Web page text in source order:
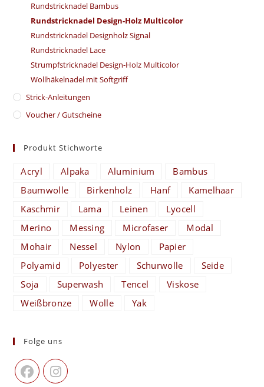
Rundstricknadel Bambus
Rundstricknadel Design-Holz Multicolor
Rundstricknadel Designholz Signal
Rundstricknadel Lace
Strumpfstricknadel Design-Holz Multicolor
Wollhäkelnadel mit Softgriff
Strick-Anleitungen
Voucher / Gutscheine
Produkt Stichworte
Acryl Alpaka Aluminium
Bambus
Baumwolle
Birkenholz Hanf
Kamelhaar
Kaschmir
Lama Leinen
Lyocell
Merino
Messing Microfaser
Modal
Mohair
Nessel Nylon
Papier
Polyamid
Polyester Schurwolle
Seide
Soja
Superwash Tencel
Viskose
Weißbronze
Wolle Yak
Folge uns